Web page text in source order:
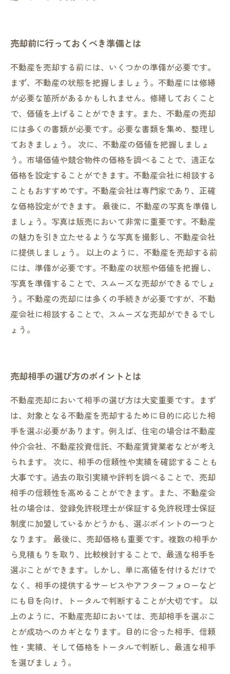
売却前に行っておくべき準備とは
不動産を売却する前には、いくつかの準備が必要です。
まず、不動産の状態を把握しましょう。不動産には修繕
が必要な箇所があるかもしれません。修繕しておくこと
で、価値を上げることができます。また、不動産の売却
には多くの書類が必要です。必要な書類を集め、整理し
ておきましょう。 次に、不動産の価値を把握しましょ
う。市場価値や競合物件の価格を調べることで、適正な
価格を設定することができます。不動産会社に相談する
こともおすすめです。不動産会社は専門家であり、正確
な価格設定ができます。 最後に、不動産の写真を準備し
ましょう。写真は販売において非常に重要です。不動産
の魅力を引き立たせるような写真を撮影し、不動産会社
に提供しましょう。 以上のように、不動産を売却する前
には、準備が必要です。不動産の状態や価値を把握し、
写真を準備することで、スムーズな売却ができるでしょ
う。不動産の売却には多くの手続きが必要ですが、不動
産会社に相談することで、スムーズな売却ができるでし
ょう。
売却相手の選び方のポイントとは
不動産売却において相手の選び方は大変重要です。まず
は、対象となる不動産を売却するために目的に応じた相
手を選ぶ必要があります。例えば、住宅の場合は不動産
仲介会社、不動産投資信託、不動産賃貸業者などが考え
られます。 次に、相手の信頼性や実績を確認することも
大事です。過去の取引実績や評判を調べることで、売却
相手の信頼性を高めることができます。また、不動産会
社の場合は、登録免許税理士が保証する免許税理士保証
制度に加盟しているかどうかも、選ぶポイントの一つと
なります。 最後に、売却価格も重要です。複数の相手か
ら見積もりを取り、比較検討することで、最適な相手を
選ぶことができます。しかし、単に高値を付けるだけで
なく、相手の提供するサービスやアフターフォローなど
にも目を向け、トータルで判断することが大切です。 以
上のように、不動産売却においては、売却相手を選ぶこ
とが成功へのカギとなります。目的に合った相手、信頼
性・実績、そして価格をトータルで判断し、最適な相手
を選びましょう。